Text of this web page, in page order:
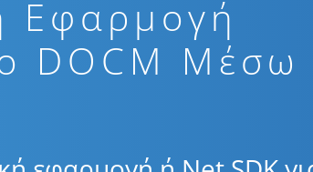
Εφαρμογή
DOCM Μέσω